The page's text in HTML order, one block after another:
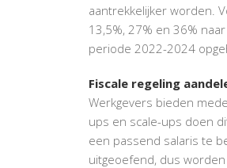
aantrekkelijker worden.
13,5%, 27% en 36%
periode 2022-2024
Fiscale regeling
Werkgevers bieden
ups en scale-ups doen
een passend salaris te
uitgeoefend, dus